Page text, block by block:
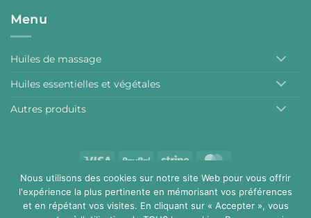
Menu
Huiles de massage
Huiles essentielles et végétales
Autres produits
Visa PayPal Stripe
Conditions générales de vente Mentions légales
Copyright 2026 ©Aromalchimie
Nous utilisons des cookies sur notre site Web pour vous offrir
l'expérience la plus pertinente en mémorisant vos préférences
et en répétant vos visites. En cliquant sur « Accepter », vous